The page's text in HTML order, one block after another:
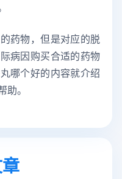
药物，但是对应的脱
病因购买合适的药物
哪个好的内容就介绍
。